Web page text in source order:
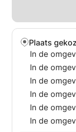
Plaats
In de
In de
In de
In de
In de
In de